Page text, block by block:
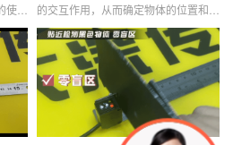
用
新型
的技术——光电传感器感应厕位 ...
的交互作用，从而确定物体的位置和方
向。光电检测技术可以适应各种物体和
场景，对于一些透明或半透明物 ...